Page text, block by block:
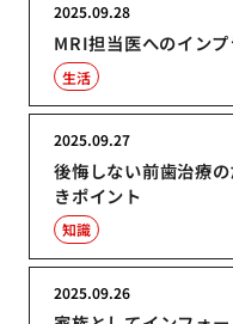
MRI担当医へのイン
2025.09.28
生活
後悔しない前歯治療
きポイント
2025.09.27
知識
2025.09.26